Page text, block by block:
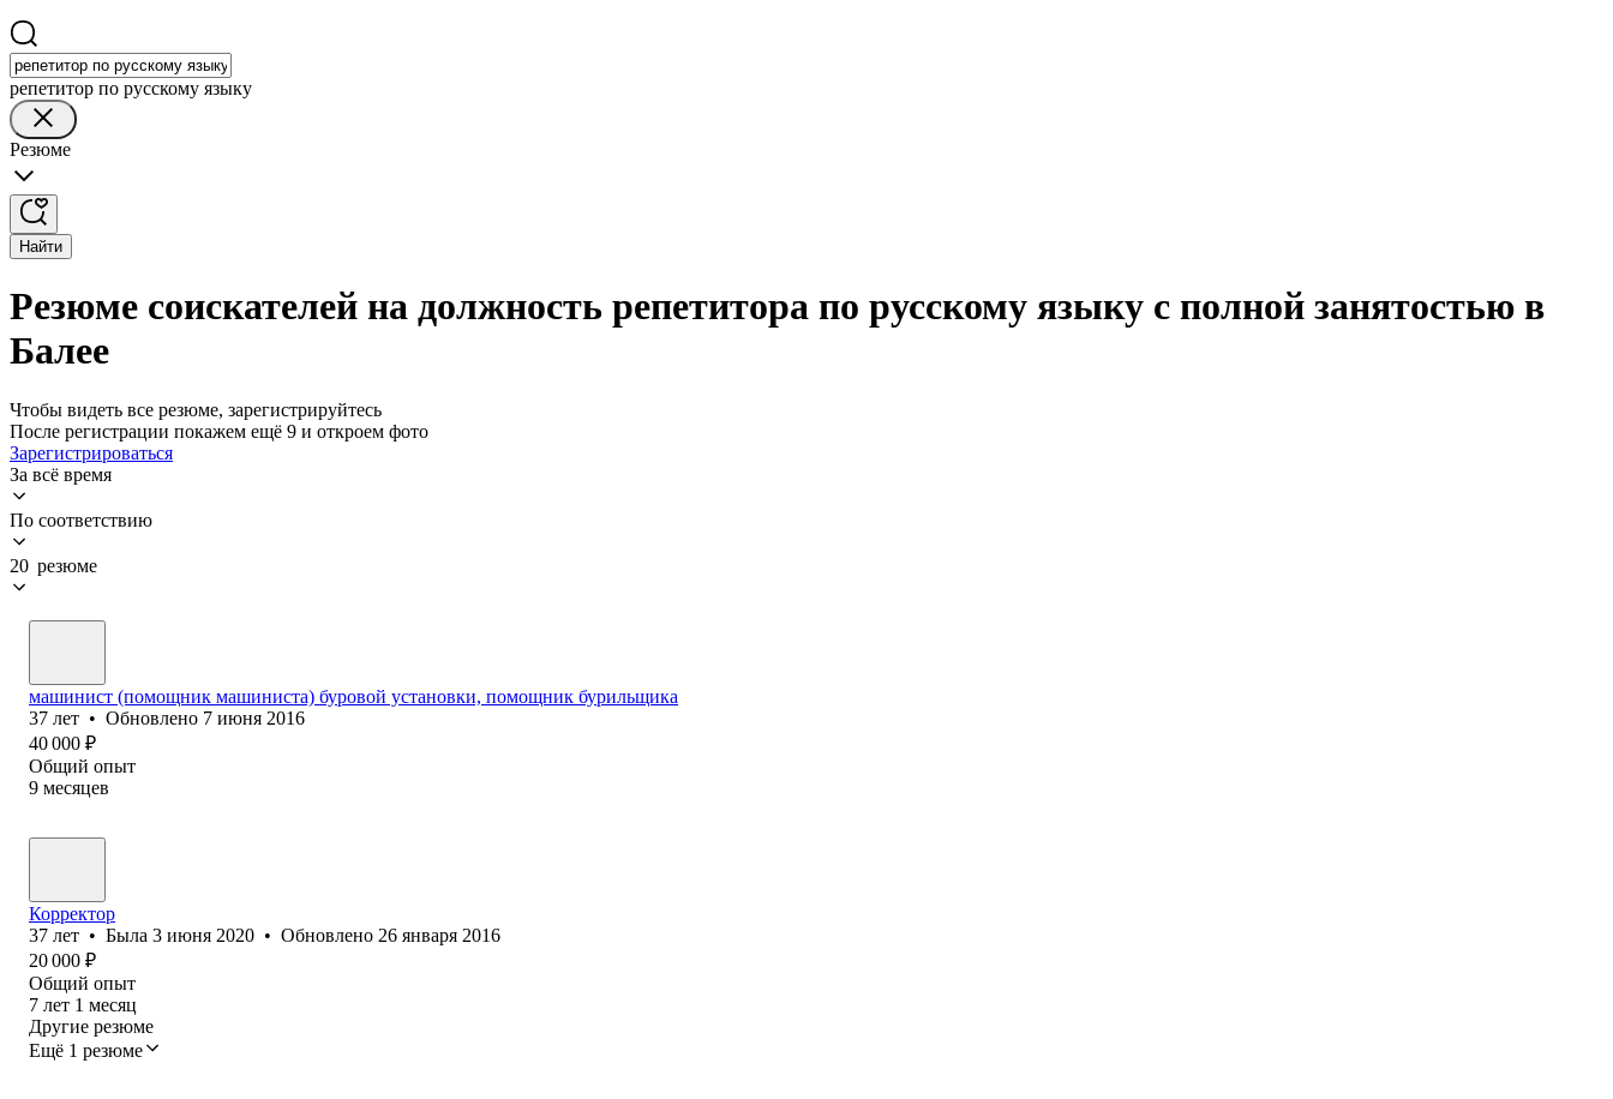
репетитор по русскому языку
Резюме
Найти
Резюме соискателей на должность репетитора по русскому языку с полной занятостью в
Балее
Чтобы видеть все резюме, зарегистрируйтесь
После регистрации покажем ещё 9 и откроем фото
Зарегистрироваться
За всё время
По соответствию
20 резюме
машинист (помощник машиниста) буровой установки, помощник бурильщика
37 лет • Обновлено 7 июня 2016
40 000 ₽
Общий опыт
9 месяцев
Корректор
37 лет • Была 3 июня 2020 • Обновлено 26 января 2016
20 000 ₽
Общий опыт
7 лет 1 месяц
Другие резюме
Ещё 1 резюме